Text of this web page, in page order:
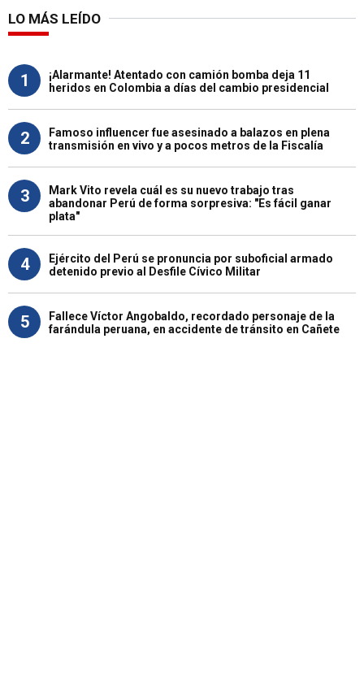
LO MÁS LEÍDO
1
¡Alarmante! Atentado con camión bomba deja 11
heridos en Colombia a días del cambio presidencial
2
Famoso influencer fue asesinado a balazos en plena
transmisión en vivo y a pocos metros de la Fiscalía
3
Mark Vito revela cuál es su nuevo trabajo tras
abandonar Perú de forma sorpresiva: "Es fácil ganar
plata"
4
Ejército del Perú se pronuncia por suboficial armado
detenido previo al Desfile Cívico Militar
5
Fallece Víctor Angobaldo, recordado personaje de la
farándula peruana, en accidente de tránsito en Cañete